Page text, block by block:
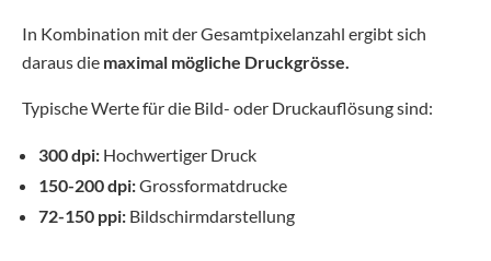
In Kombination mit der Gesamtpixelanzahl ergibt sich
daraus die maximal mögliche Druckgrösse.
Typische Werte für die Bild- oder Druckauflösung sind:
300 dpi: Hochwertiger Druck
150-200 dpi:Grossformatdrucke
72-150 ppi: Bildschirmdarstellung